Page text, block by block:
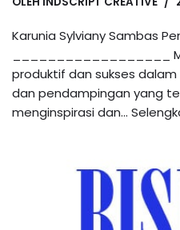
Karunia Sylviany Sambas
__________________
produktif dan sukses
dan pendampingan yang
menginspirasi dan…